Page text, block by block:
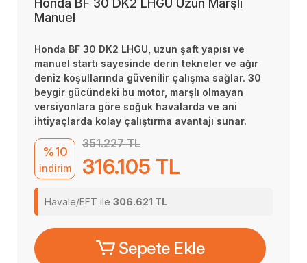
Honda BF 30 DK2 LHGU Uzun Marşlı
Manuel
Honda BF 30 DK2 LHGU, uzun şaft yapısı ve
manuel startı sayesinde derin tekneler ve ağır
deniz koşullarında güvenilir çalışma sağlar. 30
beygir gücündeki bu motor, marşlı olmayan
versiyonlara göre soğuk havalarda ve ani
ihtiyaçlarda kolay çalıştırma avantajı sunar.
%10
indirim
351.227 TL
316.105 TL
Havale/EFT ile 306.621 TL
Sepete Ekle